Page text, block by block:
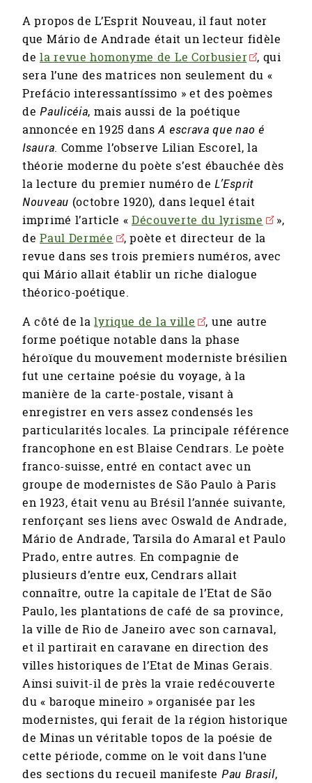
A propos de L’Esprit Nouveau, il faut noter
que Mário de Andrade était un lecteur fidèle
dela revue homonyme de Le Corbusier
, qui
sera l’une des matrices non seulement du «
Prefácio interessantíssimo » et des poèmes
dePaulicéia, mais aussi de la poétique
annoncée en 1925 dansA escrava que nao é
Isaura. Comme l’observe Lilian Escorel, la
théorie moderne du poète s’est ébauchée dès
la lecture du premier numéro deL’Esprit
Nouveau (octobre 1920), dans lequel était
imprimé l’article « Découverte du lyrisme
»,
dePaul Dermée
, poète et directeur de la
revue dans ses trois premiers numéros, avec
qui Mário allait établir un riche dialogue
théorico-poétique.
A côté de lalyrique de la ville
, une autre
forme poétique notable dans la phase
héroïque du mouvement moderniste brésilien
fut une certaine poésie du voyage, à la
manière de la carte-postale, visant à
enregistrer en vers assez condensés les
particularités locales. La principale référence
francophone en est Blaise Cendrars. Le poète
franco-suisse, entré en contact avec un
groupe de modernistes de São Paulo à Paris
en 1923, était venu au Brésil l’année suivante,
renforçant ses liens avec Oswald de Andrade,
Mário de Andrade, Tarsila do Amaral et Paulo
Prado, entre autres. En compagnie de
plusieurs d’entre eux, Cendrars allait
connaître, outre la capitale de l’Etat de São
Paulo, les plantations de café de sa province,
la ville de Rio de Janeiro avec son carnaval,
et il partirait en caravane en direction des
villes historiques de l’Etat de Minas Gerais.
Ainsi suivit-il de près la vraie redécouverte
du « baroque mineiro » organisée par les
modernistes, qui ferait de la région historique
de Minas un véritable topos de la poésie de
cette période, comme on le voit dans l’une
des sections du recueil manifeste Pau Brasil,